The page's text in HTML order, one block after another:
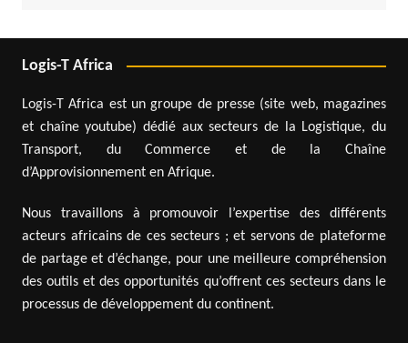
Logis-T Africa
Logis-T Africa est un groupe de presse (site web, magazines
et chaîne youtube) dédié aux secteurs de la Logistique, du
Transport, du Commerce et de la Chaîne
d’Approvisionnement en Afrique.
Nous travaillons à promouvoir l’expertise des différents
acteurs africains de ces secteurs ; et servons de plateforme
de partage et d’échange, pour une meilleure compréhension
des outils et des opportunités qu’offrent ces secteurs dans le
processus de développement du continent.